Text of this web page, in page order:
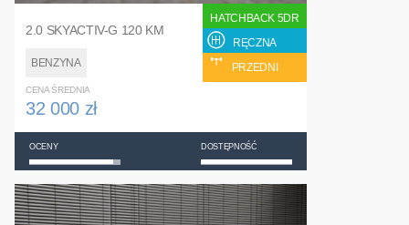
2.0 SKYACTIV-G 120 KM
BENZYNA
HATCHBACK 5DR
RĘCZNA
PRZEDNI
CENA ŚREDNIA
32 000 zł
OCENY DOSTĘPNOŚĆ